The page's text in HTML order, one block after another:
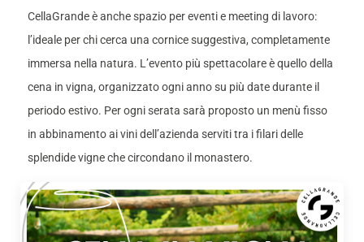
CellaGrande è anche spazio per eventi e meeting di lavoro:
l’ideale per chi cerca una cornice suggestiva, completamente
immersa nella natura. L’evento più spettacolare è quello della
cena in vigna, organizzato ogni anno su più date durante il
periodo estivo. Per ogni serata sarà proposto un menù fisso
in abbinamento ai vini dell’azienda serviti tra i filari delle
splendide vigne che circondano il monastero.